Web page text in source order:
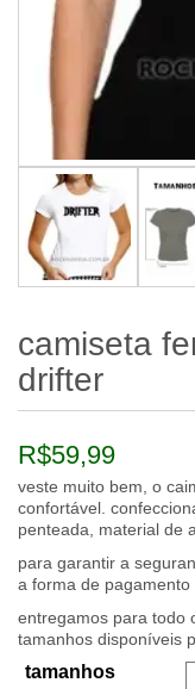
camiseta
drifter
R$59,99
veste muito bem, o
confortável.
penteada, material de
para garantir a
a forma de pagamento
entregamos para todo
tamanhos disponíveis
tamanhos